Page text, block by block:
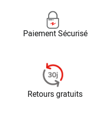
Paiement Sécurisé
Retours gratuits